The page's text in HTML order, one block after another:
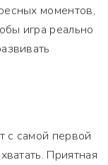
моментов,
игра реально
с самой первой
Приятная